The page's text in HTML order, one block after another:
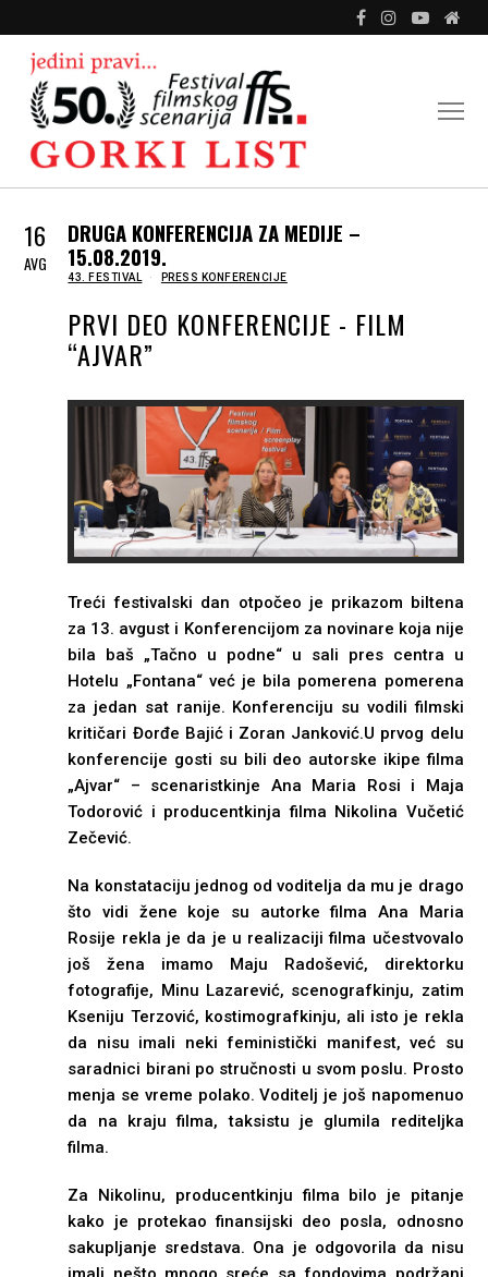
16
AVG
DRUGA KONFERENCIJA ZA MEDIJE –
15.08.2019.
IN
43. FESTIVAL PRESS KONFERENCIJE
PRVI DEO KONFERENCIJE - FILM
“AJVAR”
Treći festivalski dan otpočeo je prikazom biltena
za 13. avgust i Konferencijom za novinare koja nije
bila baš „Tačno u podne“ u sali pres centra u
Hotelu „Fontana“ već je bila pomerena pomerena
za jedan sat ranije. Konferenciju su vodili filmski
kritičari Đorđe Bajić i Zoran Janković.U prvog delu
konferencije gosti su bili deo autorske ikipe filma
„Ajvar“ – scenaristkinje Ana Maria Rosi i Maja
Todorović i producentkinja filma Nikolina Vučetić
Zečević.
Na konstataciju jednog od voditelja da mu je drago
što vidi žene koje su autorke filma Ana Maria
Rosije rekla je da je u realizaciji filma učestvovalo
još žena imamo Maju Radošević, direktorku
fotografije, Minu Lazarević, scenografkinju, zatim
Kseniju Terzović, kostimografkinju, ali isto je rekla
da nisu imali neki feministički manifest, već su
saradnici birani po stručnosti u svom poslu. Prosto
menja se vreme polako. Voditelj je još napomenuo
da na kraju filma, taksistu je glumila rediteljka
filma.
Za Nikolinu, producentkinju filma bilo je pitanje
kako je protekao finansijski deo posla, odnosno
sakupljanje sredstava. Ona je odgovorila da nisu